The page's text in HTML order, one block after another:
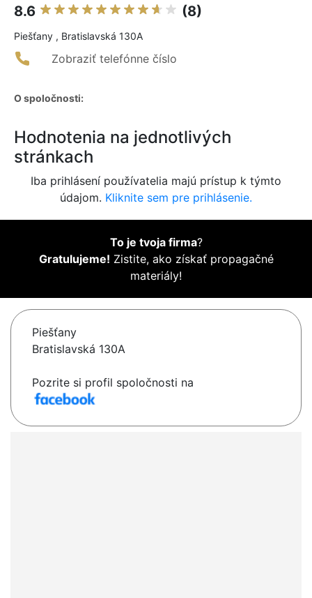
8.6 (8)
Piešťany , Bratislavská 130A
Zobraziť telefónne číslo
O spoločnosti:
Hodnotenia na jednotlivých
stránkach
Iba prihlásení používatelia majú prístup k týmto
údajom. Kliknite sem pre prihlásenie.
To je tvoja firma?
Gratulujeme! Zistite, ako získať propagačné
materiály!
Piešťany
Bratislavská 130A
Pozrite si profil spoločnosti na